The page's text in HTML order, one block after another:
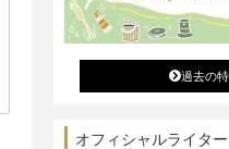
過去の
オフィシャルライター